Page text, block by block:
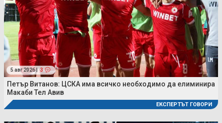
5 авг 2026 | 3
Петър Витанов: ЦСКА има всичко необходимо да елиминира
Макаби Тел Авив
ЕКСПЕРТЪТ ГОВОРИ